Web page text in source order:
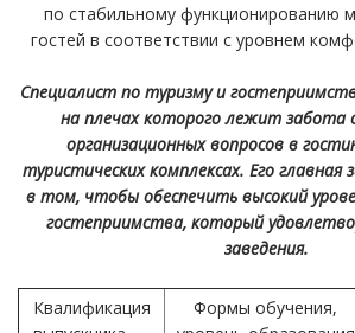
по стабильному функционированию
гостей в соответствии с уровнем
Специалист по туризму и
на плечах которого лежит забота
организационных вопросов в
туристических комплексах. Его главная
в том, чтобы обеспечить высокий
гостеприимства, который
заведения.
Квалификация
Формы обучения,